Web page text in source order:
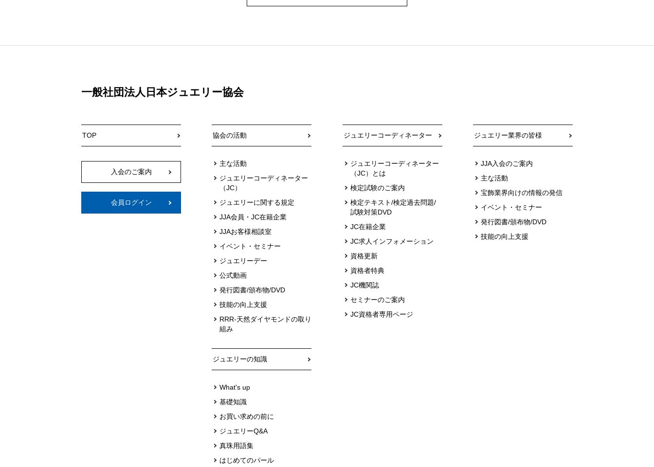
一般社団法人日本ジュエリー協会
TOP
入会のご案内
会員ログイン
協会の活動
主な活動
ジュエリーコーディネーター
（JC）
ジュエリーに関する規定
JJA会員・JC在籍企業
JJAお客様相談室
イベント・セミナー
ジュエリーデー
公式動画
発行図書/頒布物/DVD
技能の向上支援
RRR-天然ダイヤモンドの取り
組み
ジュエリーの知識
What's up
基礎知識
お買い求めの前に
ジュエリーQ&A
真珠用語集
はじめてのパール
ジュエリーコーディネーター
ジュエリーコーディネーター
（JC）とは
検定試験のご案内
検定テキスト/検定過去問題/
試験対策DVD
JC在籍企業
JC求人インフォメーション
資格更新
資格者特典
JC機関誌
セミナーのご案内
JC資格者専用ページ
ジュエリー業界の皆様
JJA入会のご案内
主な活動
宝飾業界向けの情報の発信
イベント・セミナー
発行図書/頒布物/DVD
技能の向上支援